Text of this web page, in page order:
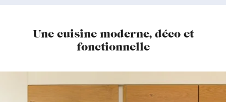
Une cuisine moderne, déco et
fonctionnelle